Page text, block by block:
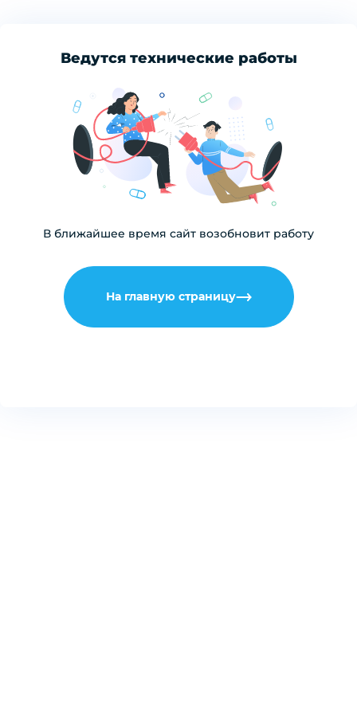
Ведутся технические работы
В ближайшее время сайт возобновит работу
На главную страницу